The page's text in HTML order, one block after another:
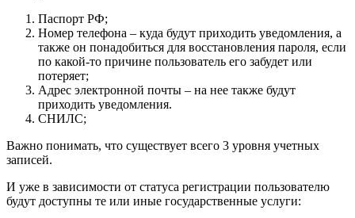
Паспорт РФ;
Номер телефона – куда будут приходить уведомления, а
также он понадобиться для восстановления пароля, если
по какой-то причине пользователь его забудет или
потеряет;
Адрес электронной почты – на нее также будут
приходить уведомления.
СНИЛС;
Важно понимать, что существует всего 3 уровня учетных
записей.
И уже в зависимости от статуса регистрации пользователю
будут доступны те или иные государственные услуги: